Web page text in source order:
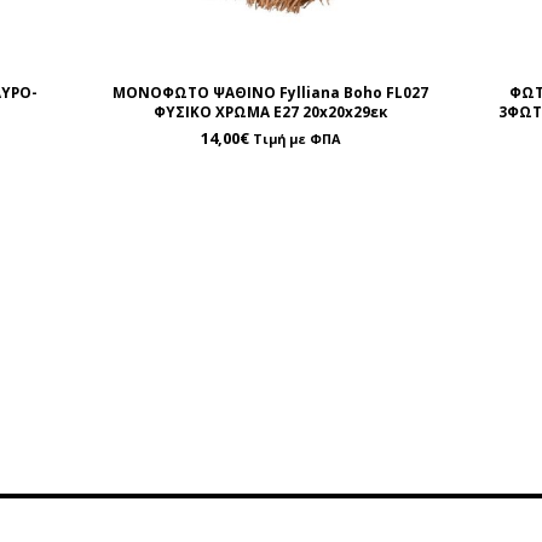
ΜΟΝΟΦΩΤΟ ΨΑΘΙΝΟ Fylliana Boho FL027
ΦΥΣΙΚΟ ΧΡΩΜΑ Ε27 20x20x29εκ
14,00€ Τιμή με ΦΠΑ